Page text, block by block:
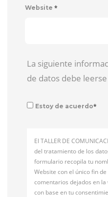
Website *
La siguiente
de datos debe
Estoy de acuerdo*
El TALLER DE
del tratamiento de los
formulario recopila tu
Website con el único fin
comentarios dejados en
con base en tu